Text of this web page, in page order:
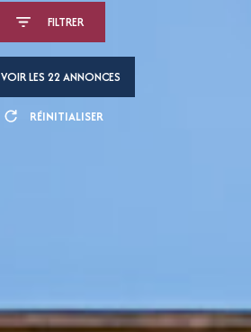
FILTRER
VOIR LES 22ANNONCES
RÉINITIALISER